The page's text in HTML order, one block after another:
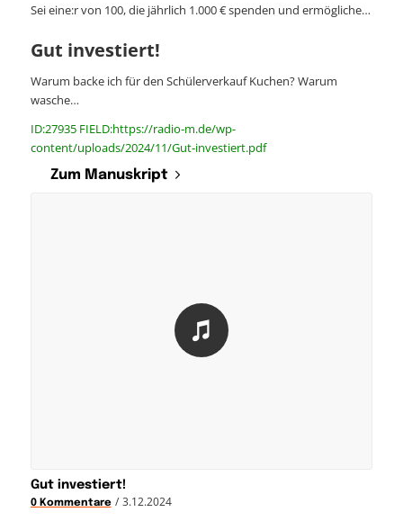
Sei eine:r von 100, die jährlich 1.000 € spenden und ermögliche…
Gut investiert!
Warum backe ich für den Schülerverkauf Kuchen? Warum
wasche…
ID:27935 FIELD:https://radio-m.de/wp-
content/uploads/2024/11/Gut-investiert.pdf
Zum Manuskript
Gut investiert!
0 Kommentare / 3.12.2024